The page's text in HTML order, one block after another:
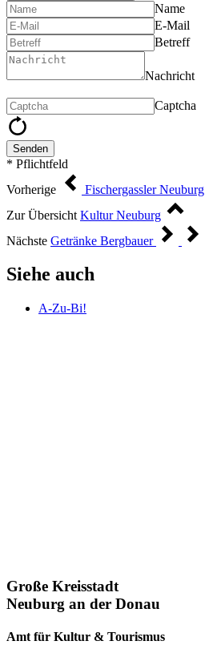
Name
E-Mail
Betreff
Nachricht
Captcha
Senden
* Pflichtfeld
Vorherige
Fischergassler Neuburg
Zur Übersicht Kultur Neuburg
Nächste Getränke Bergbauer
Siehe auch
A-Zu-Bi!
Große Kreisstadt
Neuburg an der Donau
Amt für Kultur & Tourismus